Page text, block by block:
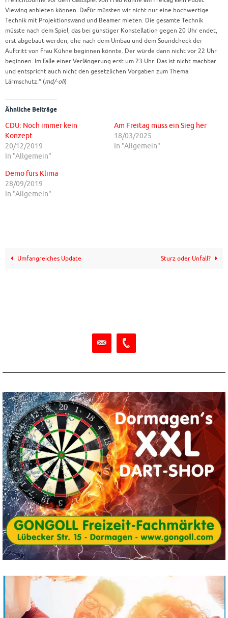
Viewing anbieten können. Dafür müssten wir nicht nur eine hochwertige
Technik mit Projektionswand und Beamer mieten. Die gesamte Technik
müsste nach dem Spiel, das bei günstiger Konstellation gegen 20 Uhr endet,
erst abgebaut werden, ehe nach dem Umbau und dem Soundcheck der
Auftritt von Frau Kühne beginnen könnte. Der würde dann nicht vor 22 Uhr
beginnen. Im Falle einer Verlängerung erst um 23 Uhr. Das ist nicht machbar
und entspricht auch nicht den gesetzlichen Vorgaben zum Thema
Lärmschutz.“ (md/-oli)
Ähnliche Beiträge
CDU: Noch immer kein
Konzept
20/12/2019
In "Allgemein"
Am Freitag muss ein Sieg her
18/03/2025
In "Allgemein"
Demo fürs Klima
28/09/2019
In "Allgemein"
Umfangreiches Update Sturz oder Unfall?